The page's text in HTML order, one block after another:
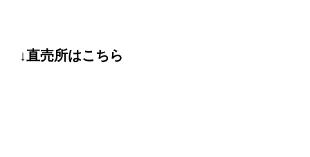
↓直売所はこちら